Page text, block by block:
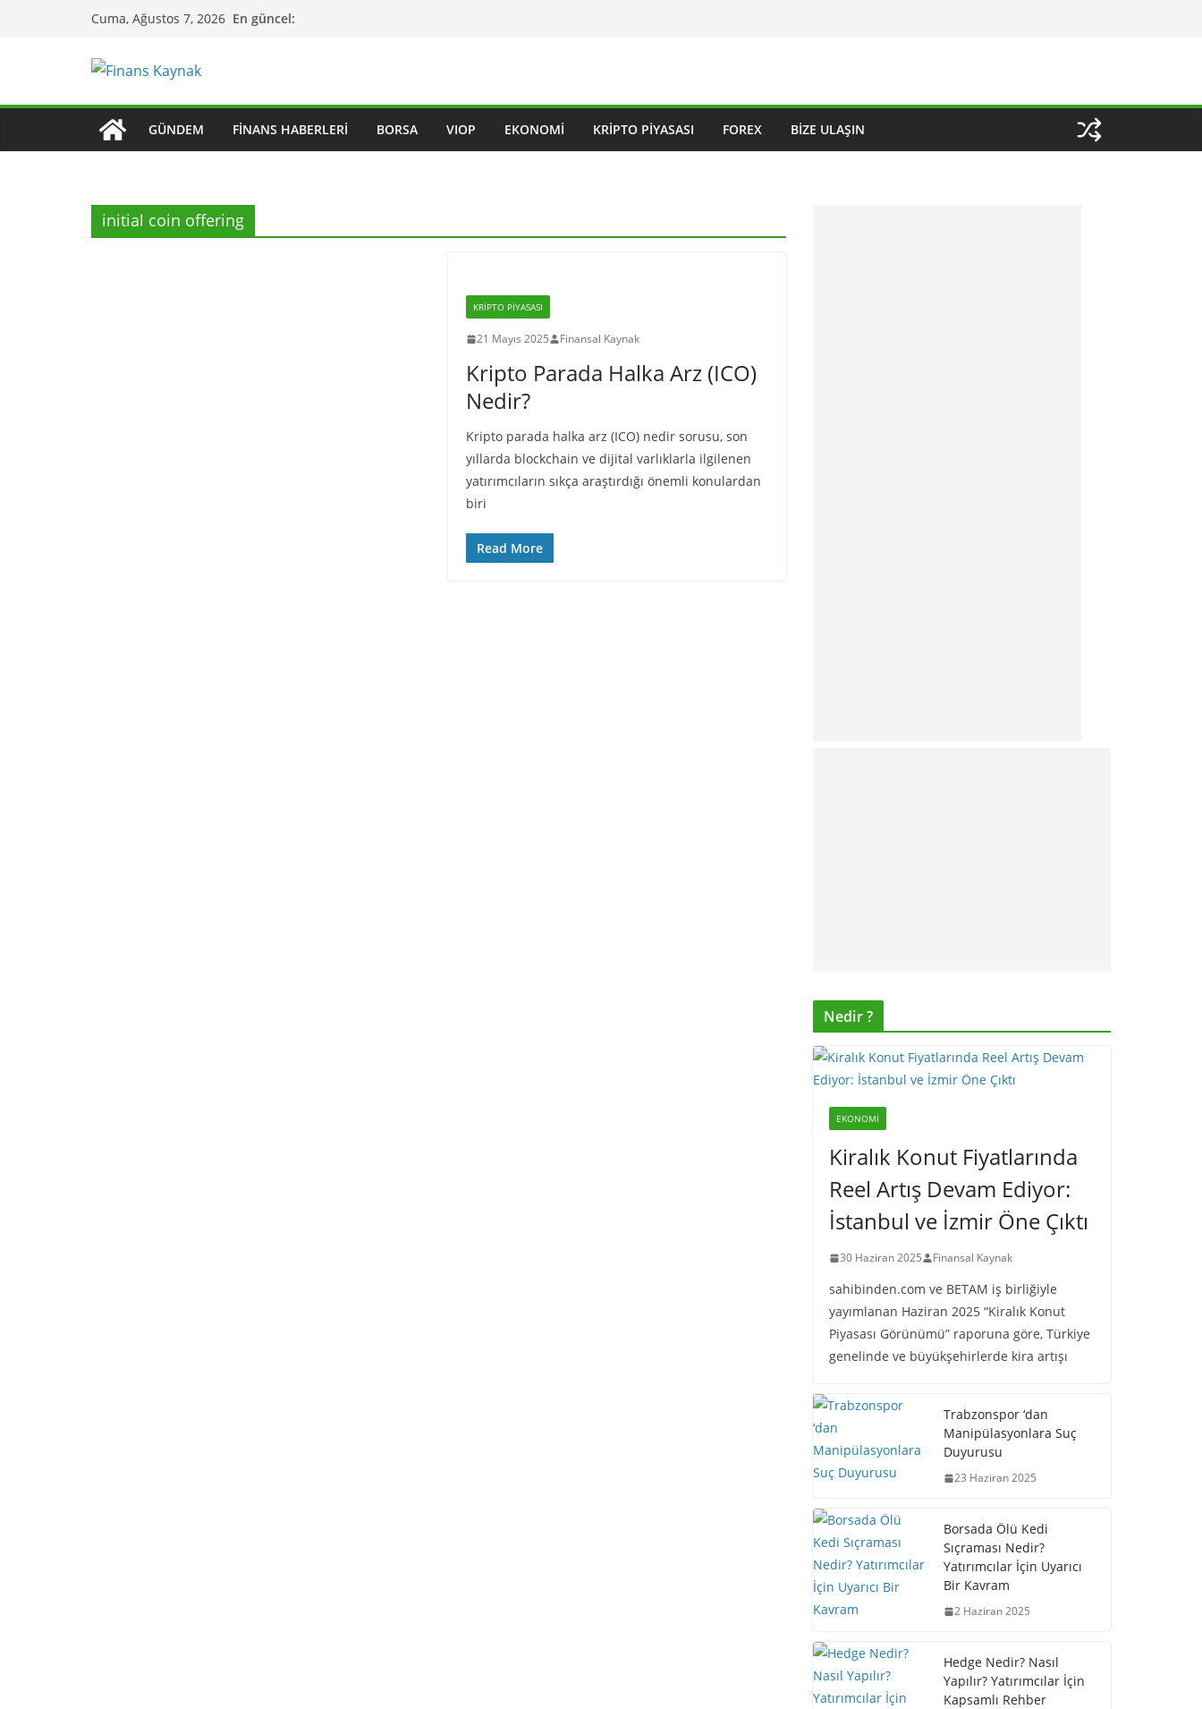
Cuma, Ağustos 7, 2026 En güncel:
GÜNDEM FINANS HABERLERI BORSA VIOP EKONOMI KRIPTO PIYASASI FOREX BIZE ULAŞIN
initial coin offering
KRIPTO PIYASASI
21 Mayıs 2025 Finansal Kaynak
Kripto Parada Halka Arz (ICO)
Nedir?
Kripto parada halka arz (ICO) nedir sorusu, son
yıllarda blockchain ve dijital varlıklarla ilgilenen
yatırımcıların sıkça araştırdığı önemli konulardan
biri
Read More
Nedir ?
EKONOMI
Kiralık Konut Fiyatlarında
Reel Artış Devam Ediyor:
İstanbul ve İzmir Öne Çıktı
30 Haziran 2025 Finansal Kaynak
sahibinden.com ve BETAM iş birliğiyle
yayımlanan Haziran 2025 “Kiralık Konut
Piyasası Görünümü” raporuna göre, Türkiye
genelinde ve büyükşehirlerde kira artışı
Trabzonspor ‘dan
Manipülasyonlara Suç
Duyurusu
23 Haziran 2025
Borsada Ölü Kedi
Sıçraması Nedir?
Yatırımcılar İçin Uyarıcı
Bir Kavram
2 Haziran 2025
Hedge Nedir? Nasıl
Yapılır? Yatırımcılar İçin
Kapsamlı Rehber